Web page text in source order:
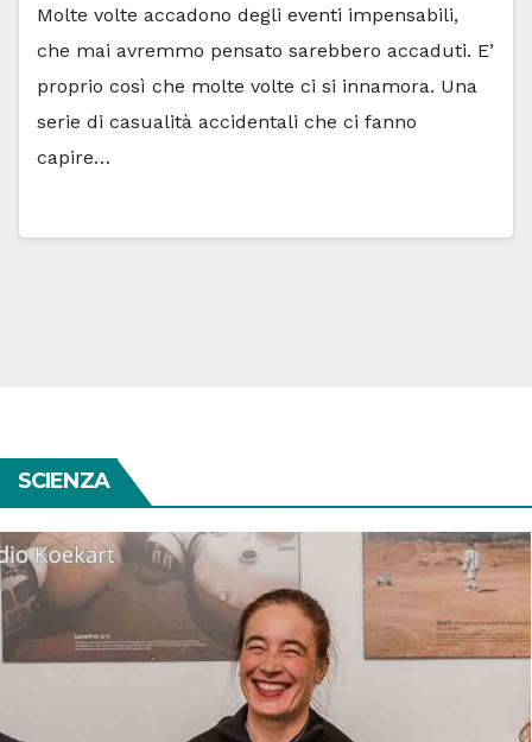
Molte volte accadono degli eventi impensabili,
che mai avremmo pensato sarebbero accaduti. E’
proprio così che molte volte ci si innamora. Una
serie di casualità accidentali che ci fanno
capire…
SCIENZA